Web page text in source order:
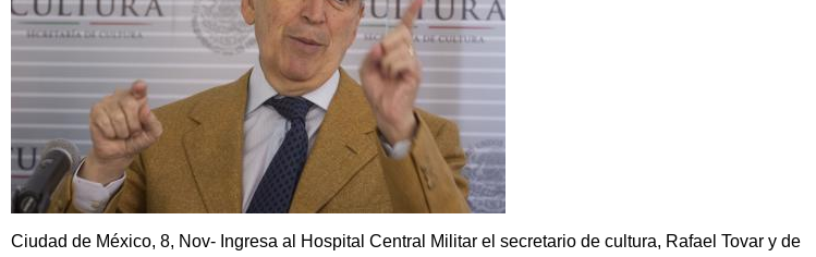
Ciudad de México, 8, Nov- Ingresa al Hospital Central Militar el secretario de cultura, Rafael Tovar y de